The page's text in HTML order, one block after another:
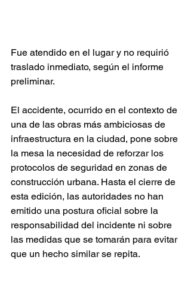
Fue atendido en el lugar y no requirió
traslado inmediato, según el informe
preliminar.
El accidente, ocurrido en el contexto de
una de las obras más ambiciosas de
infraestructura en la ciudad, pone sobre
la mesa la necesidad de reforzar los
protocolos de seguridad en zonas de
construcción urbana. Hasta el cierre de
esta edición, las autoridades no han
emitido una postura oficial sobre la
responsabilidad del incidente ni sobre
las medidas que se tomarán para evitar
que un hecho similar se repita.